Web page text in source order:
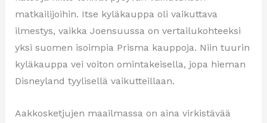
matkailijoihin. Itse kyläkauppa oli vaikuttava
ilmestys, vaikka Joensuussa on vertailukohteeksi
yksi suomen isoimpia Prisma kauppoja. Niin tuurin
kyläkauppa vei voiton omintakeisella, jopa hieman
Disneyland tyylisellä vaikutteillaan.
Aakkosketjujen maailmassa on aina virkistävää